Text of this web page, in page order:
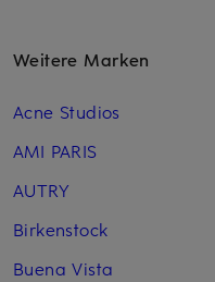
Weitere Marken
Acne Studios
AMI PARIS
AUTRY
Birkenstock
Buena Vista